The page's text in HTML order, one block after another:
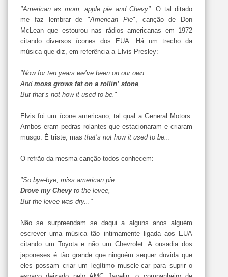
"American as mom, apple pie and Chevy".O tal ditado
me faz lembrar de "American Pie", canção de Don
McLean que estourou nas rádios americanas em 1972
citando diversos ícones dos EUA. Há um trecho da
música que diz, em referência a Elvis Presley:
"Now for ten years we’ve been on our own
And moss grows fat on a rollin’ stone,
But that’s not how it used to be."
Elvis foi um ícone americano, tal qual a General Motors.
Ambos eram pedras rolantes que estacionaram e criaram
musgo. É triste, mas that’s not how it used to be...
O refrão da mesma canção todos conhecem:
"So bye-bye, miss american pie.
Drove my Chevyto the levee,
But the levee was dry..."
Não se surpreendam se daqui a alguns anos alguém
escrever uma música tão intimamente ligada aos EUA
citando um Toyota e não um Chevrolet. A ousadia dos
japoneses é tão grande que ninguém sequer duvida que
eles possam criar um legítimo muscle-car para suprir o